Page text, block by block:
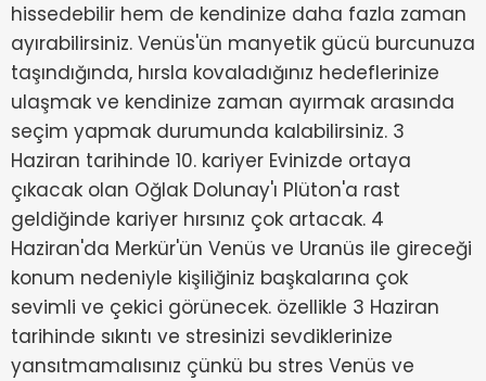
hissedebilir hem de kendinize daha fazla zaman
ayırabilirsiniz. Venüs'ün manyetik gücü burcunuza
taşındığında, hırsla kovaladığınız hedeflerinize
ulaşmak ve kendinize zaman ayırmak arasında
seçim yapmak durumunda kalabilirsiniz. 3
Haziran tarihinde 10. kariyer Evinizde ortaya
çıkacak olan Oğlak Dolunay'ı Plüton'a rast
geldiğinde kariyer hırsınız çok artacak. 4
Haziran'da Merkür'ün Venüs ve Uranüs ile gireceği
konum nedeniyle kişiliğiniz başkalarına çok
sevimli ve çekici görünecek. özellikle 3 Haziran
tarihinde sıkıntı ve stresinizi sevdiklerinize
yansıtmamalısınız çünkü bu stres Venüs ve